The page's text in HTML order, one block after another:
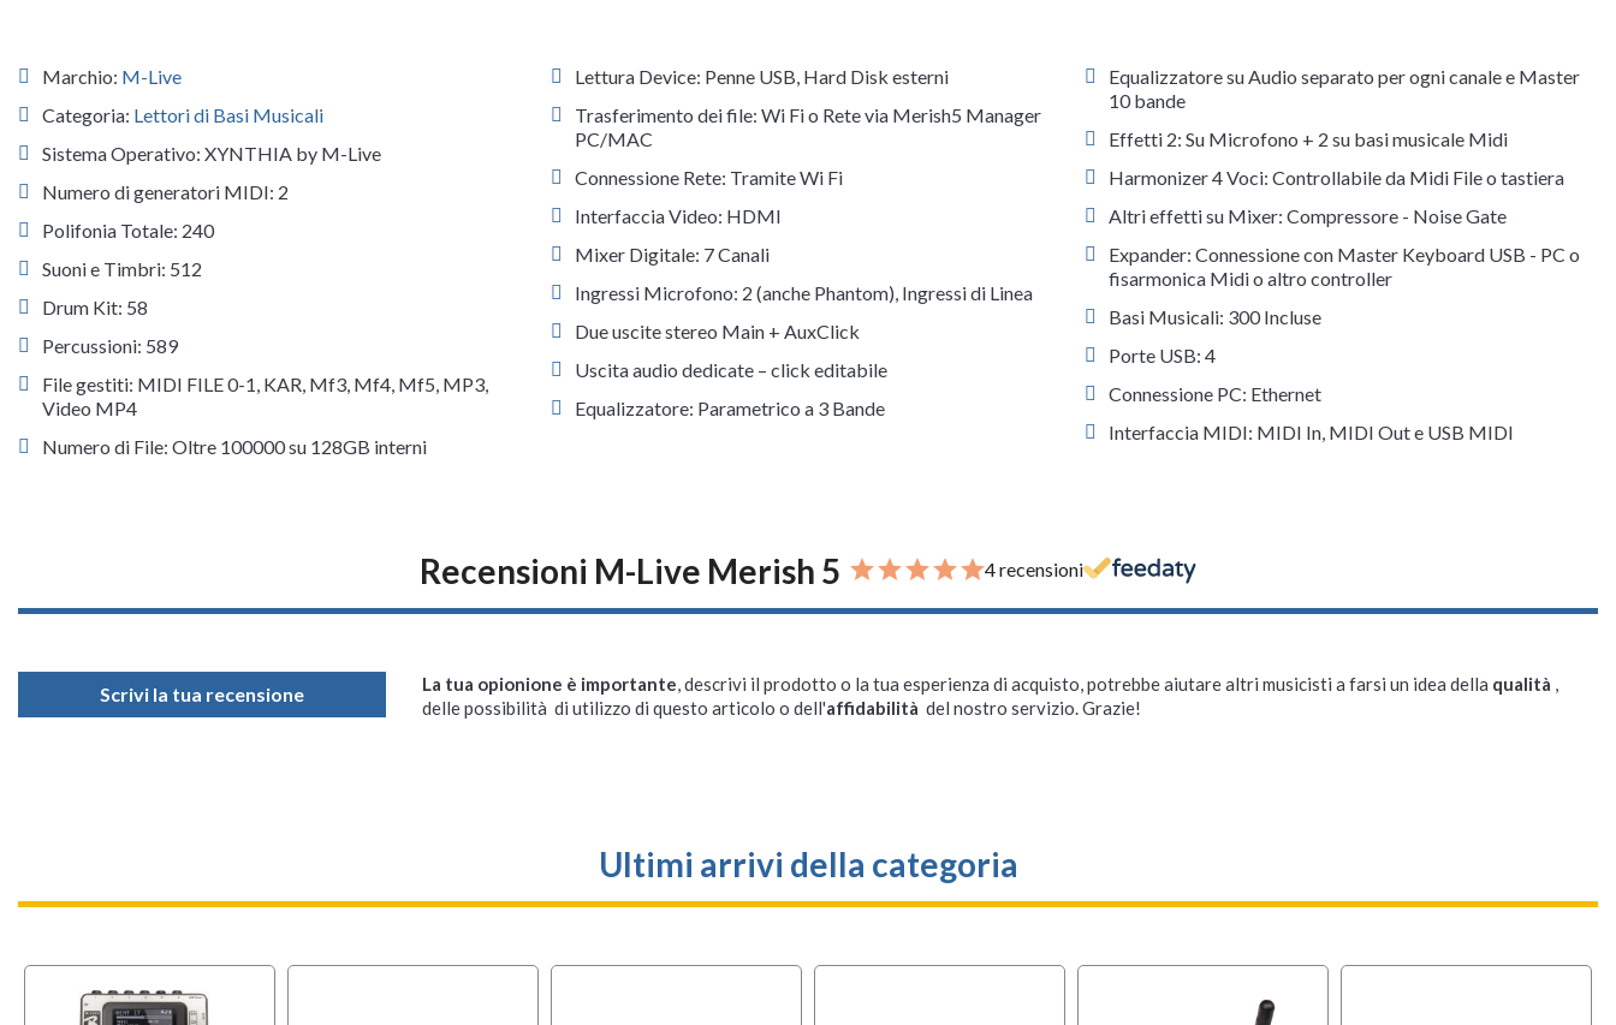
Marchio: M-Live
Categoria: Lettori di Basi Musicali
Sistema Operativo: XYNTHIA by M-Live
Numero di generatori MIDI: 2
Polifonia Totale: 240
Suoni e Timbri: 512
Drum Kit: 58
Percussioni: 589
File gestiti: MIDI FILE 0-1, KAR, Mf3, Mf4, Mf5, MP3,
Video MP4
Numero di File: Oltre 100000 su 128GB interni
Lettura Device: Penne USB, Hard Disk esterni
Trasferimento dei file: Wi Fi o Rete via Merish5 Manager
PC/MAC
Connessione Rete: Tramite Wi Fi
Interfaccia Video: HDMI
Mixer Digitale: 7 Canali
Ingressi Microfono: 2 (anche Phantom), Ingressi di Linea
Due uscite stereo Main + AuxClick
Uscita audio dedicate – click editabile
Equalizzatore: Parametrico a 3 Bande
Equalizzatore su Audio separato per ogni canale e Master
10 bande
Effetti 2: Su Microfono + 2 su basi musicale Midi
Harmonizer 4 Voci: Controllabile da Midi File o tastiera
Altri effetti su Mixer: Compressore - Noise Gate
Expander: Connessione con Master Keyboard USB - PC o
fisarmonica Midi o altro controller
Basi Musicali: 300 Incluse
Porte USB: 4
Connessione PC: Ethernet
Interfaccia MIDI: MIDI In, MIDI Out e USB MIDI
Recensioni M-Live Merish 5 4 recensioni
Scrivi la tua recensione La tua opionione è importante, descrivi il prodotto o la tua esperienza di acquisto, potrebbe aiutare altri musicisti a farsi un idea della qualità ,
delle possibilità di utilizzo di questo articolo o dell'affidabilità del nostro servizio. Grazie!
Ultimi arrivi della categoria